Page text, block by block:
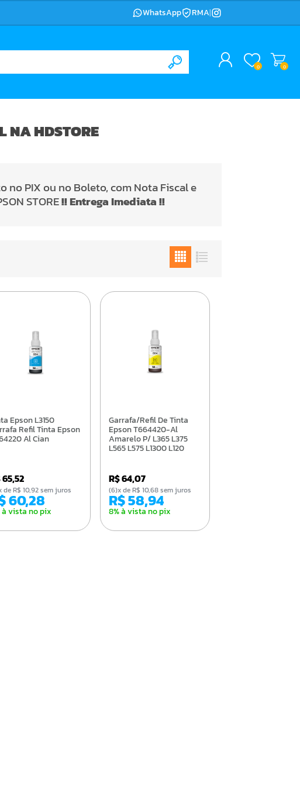
WhatsApp RMA|
0 0
NA HDSTORE
no PIX ou no Boleto, com Nota Fiscal e
STORE!! Entrega Imediata !!
Refil Tinta Epson
Al Cian
65,52
60,28
à vista no pix
de R$ 10,92 sem juros
Garrafa/Refil De Tinta
Epson T664420-Al
Amarelo P/ L365 L375
L565 L575 L1300 L120
R$ 64,07
R$ 58,94
8% à vista no pix
(6)x de R$ 10,68 sem juros